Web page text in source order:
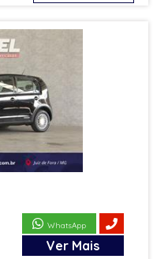
WhatsApp
Ver Mais